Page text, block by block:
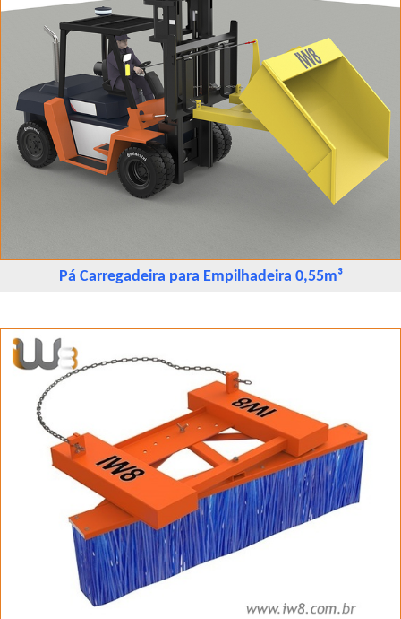
Pá Carregadeira para Empilhadeira 0,55m³